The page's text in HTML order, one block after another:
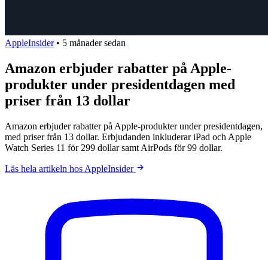
AppleInsider • 5 månader sedan
Amazon erbjuder rabatter på Apple-
produkter under presidentdagen med
priser från 13 dollar
Amazon erbjuder rabatter på Apple-produkter under presidentdagen,
med priser från 13 dollar. Erbjudanden inkluderar iPad och Apple
Watch Series 11 för 299 dollar samt AirPods för 99 dollar.
Läs hela artikeln hos AppleInsider